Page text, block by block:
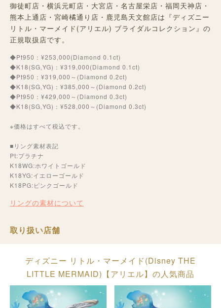
御徒町店・横浜元町店・大宮店・名古屋栄店・福岡天神店・
熊本上通店・宮崎橘通り店・鹿児島天文館店は『ディズニー
リトル・マーメイド(アリエル) ブライダルコレクション』の
正規取扱店です。
◆Pt950：¥253,000(Diamond 0.1ct)
◆K18(SG,YG)：¥319,000(Diamond 0.1ct)
◆Pt950：¥319,000～(Diamond 0.2ct)
◆K18(SG,YG)：¥385,000～(Diamond 0.2ct)
◆Pt950：¥429,000～(Diamond 0.3ct)
◆K18(SG,YG)：¥528,000～(Diamond 0.3ct)
※価格はすべて税込です。
■リング素材表記
Pt:プラチナ
K18WG:ホワイトゴールド
K18YG:イエローゴールド
K18PG:ピンクゴールド
リングの素材について
取り扱い店舗
ディズニー リトル・マーメイド(Disney THE
LITTLE MERMAID)【アリエル】の人気商品